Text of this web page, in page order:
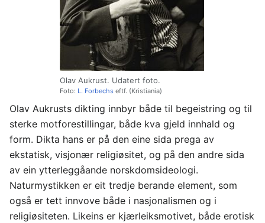
Olav Aukrust. Udatert foto.
Foto: L. Forbechs eftf. (Kristiania)
Olav Aukrusts dikting innbyr både til begeistring og til
sterke motforestillingar, både kva gjeld innhald og
form. Dikta hans er på den eine sida prega av
ekstatisk, visjonær religiøsitet, og på den andre sida
av ein ytterleggåande norskdomsideologi.
Naturmystikken er eit tredje berande element, som
også er tett innvove både i nasjonalismen og i
religiøsiteten. Likeins er kjærleiksmotivet, både erotisk